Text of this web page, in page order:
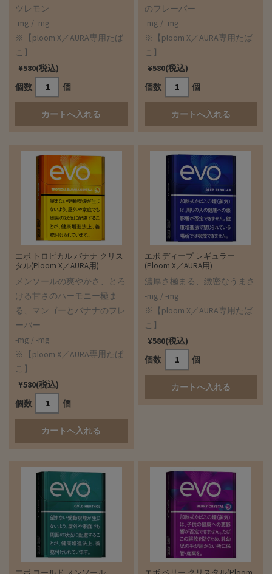
ツレモン
-mg / -mg
※【ploom X／AURA専用たば
こ】
¥580(税込)
個数
個
のフレーバー
-mg / -mg
※【ploom X／AURA専用たば
こ】
¥580(税込)
個数
個
エボ トロピカル バナナ クリス
タル(Ploom X／AURA用)
メンソールの爽やかさ、とろ
ける甘さのハーモニー極ま
る、マンゴーとバナナのフレ
ーバー
-mg / -mg
※【ploom X／AURA専用たば
こ】
¥580(税込)
個数
個
エボ ディープ レギュラー
(Ploom X／AURA用)
濃厚さ極まる、緻密なうまさ
-mg / -mg
※【ploom X／AURA専用たば
こ】
¥580(税込)
個数
個